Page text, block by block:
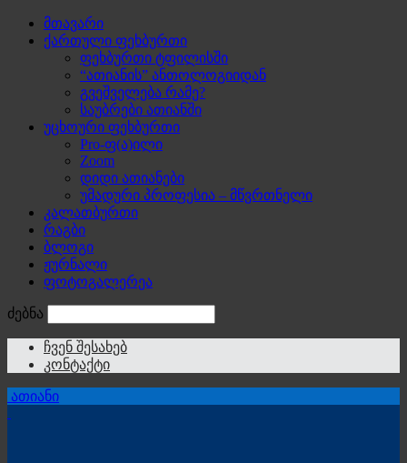
მთავარი
ქართული ფეხბურთი
ფეხბურთი ტფილისში
“ათიანის” ანთოლოგიიდან
გვეშველება რამე?
საუბრები ათიანში
უცხოური ფეხბურთი
Pro-ფ(ა)ილი
Zoom
დიდი ათიანები
უმადური პროფესია – მწვრთნელი
კალათბურთი
რაგბი
ბლოგი
ჟურნალი
ფოტოგალერეა
ძებნა
ჩვენ შესახებ
კონტაქტი
ათიანი